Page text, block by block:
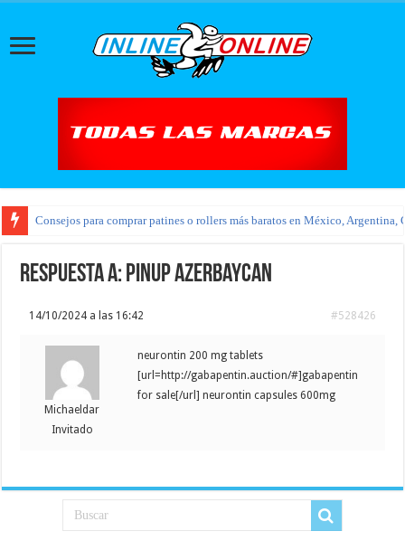
Consejos para comprar patines o rollers más baratos en México, Argentina,
Respuesta a: pinup azerbaycan
14/10/2024 a las 16:42 #528426
Michaeldar
Invitado
neurontin 200 mg tablets
[url=http://gabapentin.auction/#]gabapentin
for sale[/url] neurontin capsules 600mg